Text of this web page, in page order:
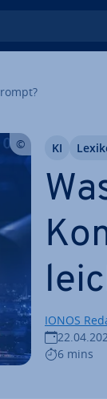
IONOS
6 mins
KI